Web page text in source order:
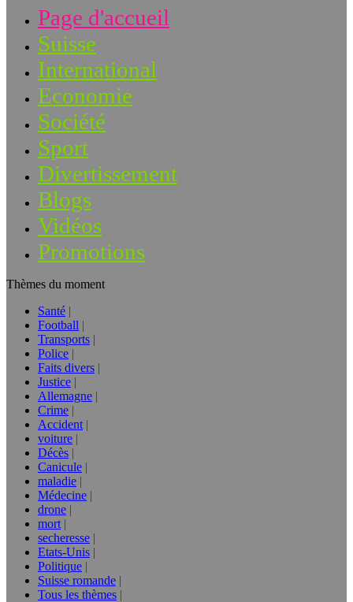
Page d'accueil
Suisse
International
Economie
Société
Sport
Divertissement
Blogs
Vidéos
Promotions
Thèmes du moment
Santé
Football
Transports
Police
Faits divers
Justice
Allemagne
Crime
Accident
voiture
Décès
Canicule
maladie
Médecine
drone
mort
secheresse
Etats-Unis
Politique
Suisse romande
Tous les thèmes